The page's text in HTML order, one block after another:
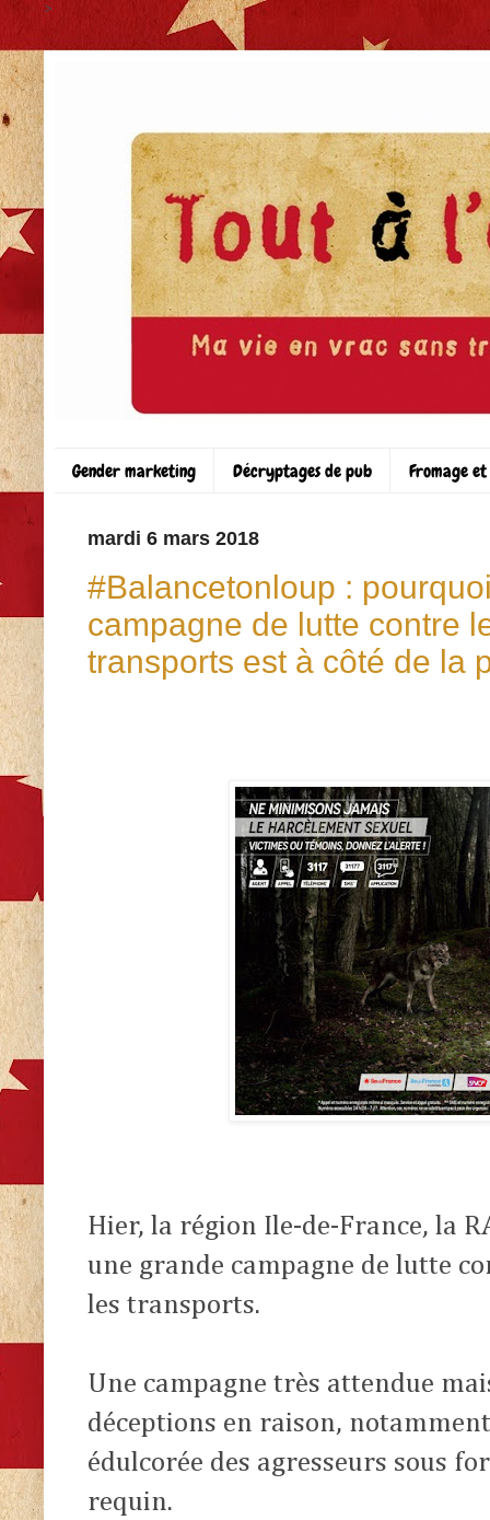
>
Gender marketing Décryptages de pub Fromage
mardi 6 mars 2018
#Balancetonloup :
campagne de lutte contre
transports est à côté de la
Hier, la région Ile-de-France, la
une grande campagne de lutte
les transports.
Une campagne très attendue
déceptions en raison,
édulcorée des agresseurs sous
requin.